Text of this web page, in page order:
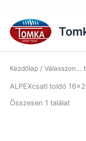
content
Kezdőlap / Válasszon...
ALPEXcsatl toldó
Összesen 1 találat